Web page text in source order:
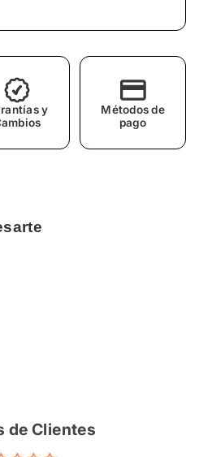
y
Métodos de
pago
de Clientes